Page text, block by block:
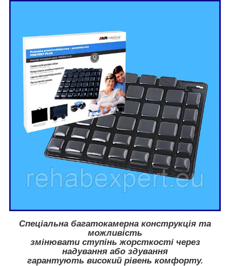
Спеціальна багатокамерна конструкція та
можливість
змінювати ступінь жорсткості через
надування або здування
гарантують високий рівень комфорту.